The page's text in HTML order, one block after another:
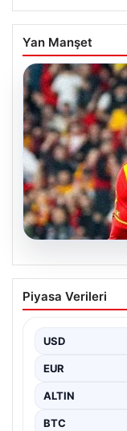
Yan Manşet
07.08.2026
Göztepe
geliyor
Piyasa Verileri
USD
EUR
ALTIN
BTC